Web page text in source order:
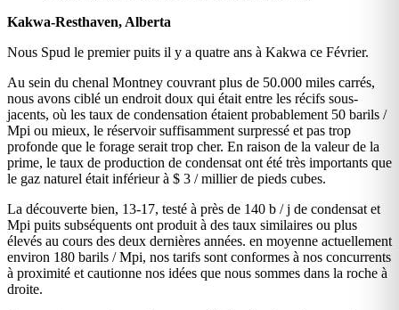
Kakwa-Resthaven, Alberta
Nous Spud le premier puits il y a quatre ans à Kakwa ce Février.
Au sein du chenal Montney couvrant plus de 50.000 miles carrés,
nous avons ciblé un endroit doux qui était entre les récifs sous-
jacents, où les taux de condensation étaient probablement 50 barils /
Mpi ou mieux, le réservoir suffisamment surpressé et pas trop
profonde que le forage serait trop cher. En raison de la valeur de la
prime, le taux de production de condensat ont été très importants que
le gaz naturel était inférieur à $ 3 / millier de pieds cubes.
La découverte bien, 13-17, testé à près de 140 b / j de condensat et
Mpi puits subséquents ont produit à des taux similaires ou plus
élevés au cours des deux dernières années. en moyenne actuellement
environ 180 barils / Mpi, nos tarifs sont conformes à nos concurrents
à proximité et cautionne nos idées que nous sommes dans la roche à
droite.